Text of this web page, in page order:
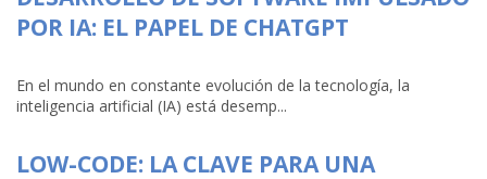
POR IA: EL PAPEL DE CHATGPT
En el mundo en constante evolución de la tecnología, la
inteligencia artificial (IA) está desemp...
LOW-CODE: LA CLAVE PARA UNA